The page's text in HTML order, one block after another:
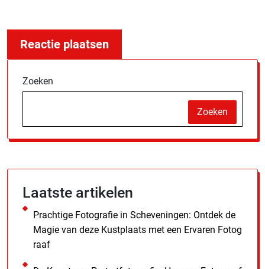
Zoeken
Zoeken
Laatste artikelen
Prachtige Fotografie in Scheveningen: Ontdek de
Magie van deze Kustplaats met een Ervaren Fotog
raaf